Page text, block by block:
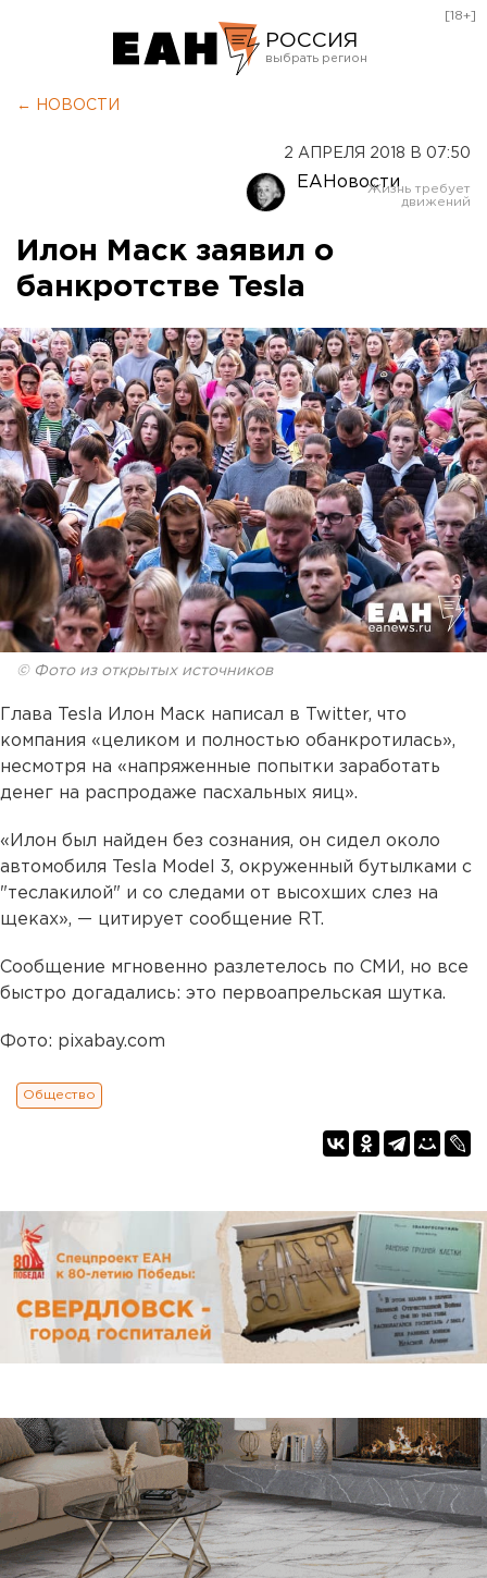
РОССИЯ
Оренбург
[18+]
← НОВОСТИ
2 АПРЕЛЯ 2018 В 07:50
ЕАНовости
Илон Маск заявил о
банкротстве Tesla
© Фото из открытых источников
Глава Tesla Илон Маск написал в Twitter, что
компания «целиком и полностью обанкротилась»,
несмотря на «напряженные попытки заработать
денег на распродаже пасхальных яиц».
«Илон был найден без сознания, он сидел около
автомобиля Tesla Model 3, окруженный бутылками с
"теслакилой" и со следами от высохших слез на
щеках», — цитирует сообщение RT.
Сообщение мгновенно разлетелось по СМИ, но все
быстро догадались: это первоапрельская шутка.
Фото: pixabay.com
Общество